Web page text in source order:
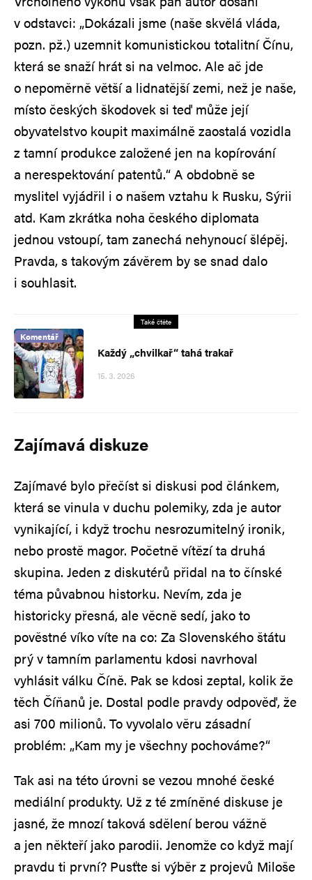
v odstavci: „Dokázali jsme (naše skvělá vláda,
pozn. pž.) uzemnit komunistickou totalitní Čínu,
která se snaží hrát si na velmoc. Ale ač jde
o nepoměrně větší a lidnatější zemi, než je naše,
místo českých škodovek si teď může její
obyvatelstvo koupit maximálně zaostalá vozidla
z tamní produkce založené jen na kopírování
a nerespektování patentů.“ A obdobně se
myslitel vyjádřil i o našem vztahu k Rusku, Sýrii
atd. Kam zkrátka noha českého diplomata
jednou vstoupí, tam zanechá nehynoucí šlépěj.
Pravda, s takovým závěrem by se snad dalo
i souhlasit.
Také čtěte
Komentář
Každý „chvilkař“ tahá trakař
15. 3. 2026
Zajímavá diskuze
Zajímavé bylo přečíst si diskusi pod článkem,
která se vinula v duchu polemiky, zda je autor
vynikající, i když trochu nesrozumitelný ironik,
nebo prostě magor. Početně vítězí ta druhá
skupina. Jeden z diskutérů přidal na to čínské
téma půvabnou historku. Nevím, zda je
historicky přesná, ale věcně sedí, jako to
pověstné víko víte na co: Za Slovenského štátu
prý v tamním parlamentu kdosi navrhoval
vyhlásit válku Číně. Pak se kdosi zeptal, kolik že
těch Číňanů je. Dostal podle pravdy odpověď, že
asi 700 milionů. To vyvolalo věru zásadní
problém: „Kam my je všechny pochováme?“
Tak asi na této úrovni se vezou mnohé české
mediální produkty. Už z té zmíněné diskuse je
jasné, že mnozí taková sdělení berou vážně
a jen někteří jako parodii. Jenomže co když mají
pravdu ti první? Pusťte si výběr z projevů Miloše